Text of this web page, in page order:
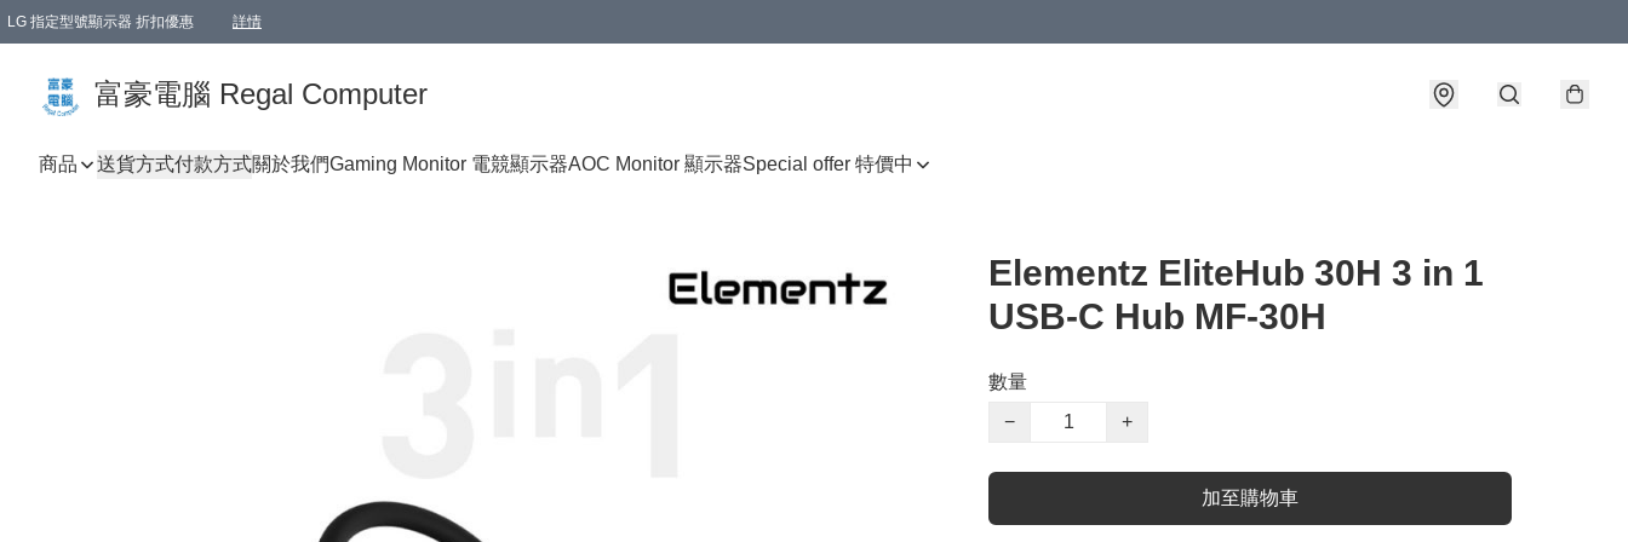
LG 指定型號顯示器 折扣優惠 詳情
富豪電腦 Regal Computer
商品 送貨方式付款方式關於我們Gaming Monitor 電競顯示器AOC Monitor 顯示器Special offer 特價中
Elementz EliteHub 30H 3 in 1
USB-C Hub MF-30H
數量
−
+
加至購物車